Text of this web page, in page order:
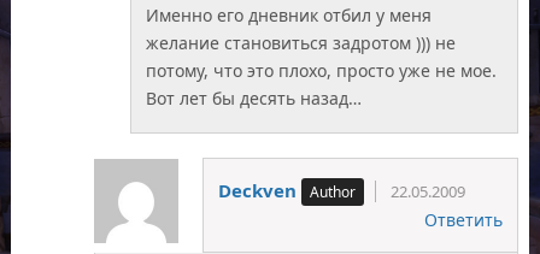
Именно его дневник отбил у меня
желание становиться задротом ))) не
потому, что это плохо, просто уже не мое.
Вот лет бы десять назад…
Deckven 22.05.2009
Ответить